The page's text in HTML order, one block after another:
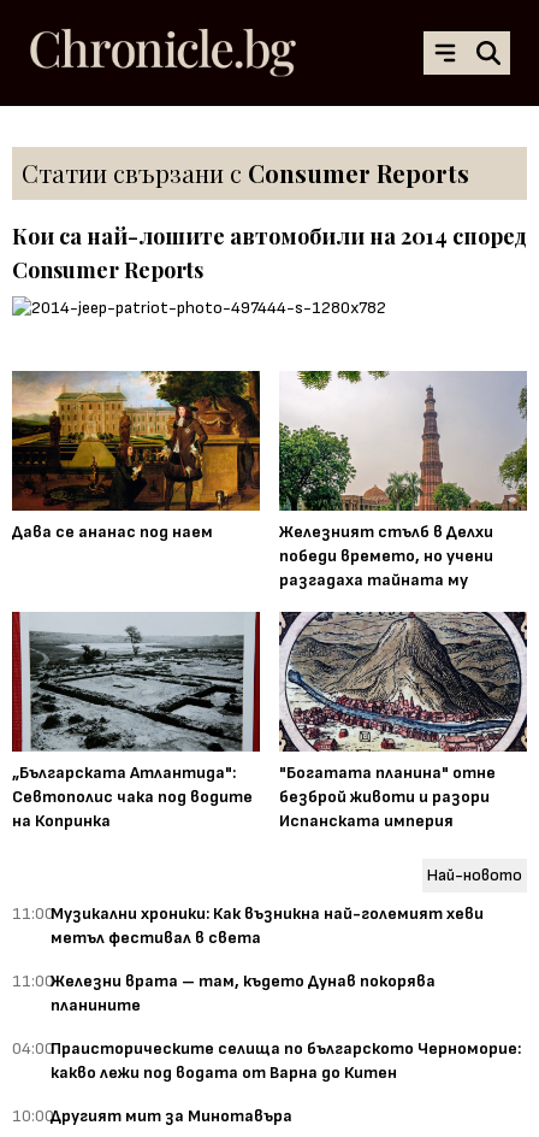
Статии свързани с Consumer Reports
Кои са най-лошите автомобили на 2014 според
Consumer Reports
Дава се ананас под наем
Железният стълб в Делхи
победи времето, но учени
разгадаха тайната му
„Българската Атлантида":
Севтополис чака под водите
на Копринка
"Богатата планина" отне
безброй животи и разори
Испанската империя
Най-новото
11:00Музикални хроники: Как възникна най-големият хеви
метъл фестивал в света
11:00Железни врата – там, където Дунав покорява
планините
04:00Праисторическите селища по българското Черноморие:
какво лежи под водата от Варна до Китен
10:00Другият мит за Минотавъра